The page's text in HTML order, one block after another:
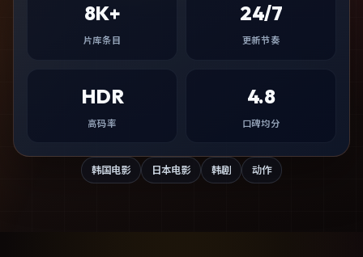
8K+
片库条目
24/7
更新节奏
HDR
高码率
4.8
口碑均分
韩国电影 日本电影 韩剧 动作